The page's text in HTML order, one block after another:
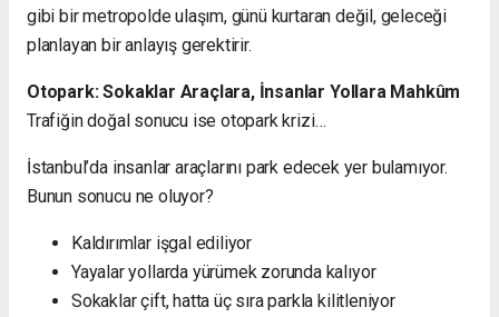
gibi bir metropolde ulaşım, günü kurtaran değil, geleceği
planlayan bir anlayış gerektirir.
Otopark: Sokaklar Araçlara, İnsanlar Yollara Mahkûm
Trafiğin doğal sonucu ise otopark krizi…
İstanbul’da insanlar araçlarını park edecek yer bulamıyor.
Bunun sonucu ne oluyor?
Kaldırımlar işgal ediliyor
Yayalar yollarda yürümek zorunda kalıyor
Sokaklar çift, hatta üç sıra parkla kilitleniyor